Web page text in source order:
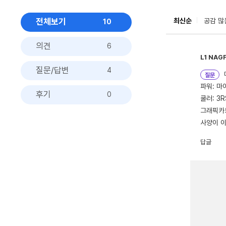
전체보기 10
의견 6
질문/답변 4
후기 0
최신순 공감 많
L1
질문
파워: 마
쿨러:
그래픽
사양이
답글